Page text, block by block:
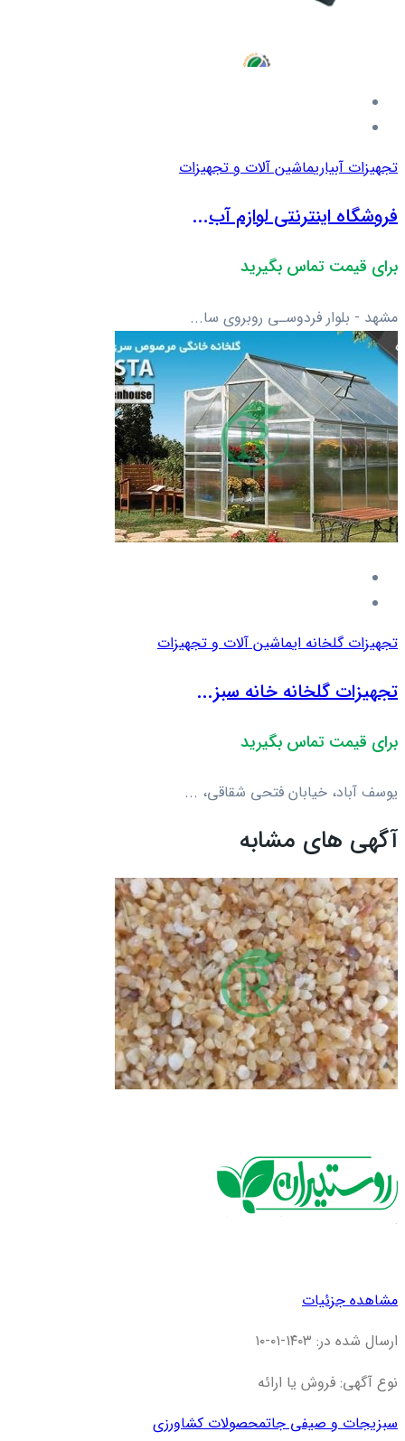
تجهیزات آبیاریماشین آلات و تجهیزات
فروشگاه اینترنتی لوازم آب...
برای قیمت تماس بگیرید
مشهد - بلوار فردوسـی روبروی سا...
تجهیزات گلخانه ایماشین آلات و تجهیزات
تجهیزات گلخانه خانه سبز...
برای قیمت تماس بگیرید
یوسف آباد، خیابان فتحی شقاقی، ...
آگهی های مشابه
مشاهده جزئیات
ارسال شده در: ۱۴۰۳-۰۱-۱۰
نوع آگهی: فروش یا ارائه
سبزیجات و صیفی جاتمحصولات کشاورزی